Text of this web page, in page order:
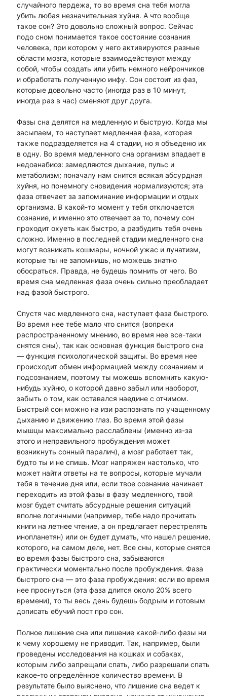
случайного пердежа, то во время сна тебя могла
убить любая незначительная хуйня. А что вообще
такое сон? Это довольно сложный вопрос. Сейчас
подо сном понимается такое состояние сознания
человека, при котором у него активируются разные
области мозга, которые взаимодействуют между
собой, чтобы создать или убить немного нейрончиков
и обработать полученную инфу. Сон состоит из фаз,
которые довольно часто (иногда раз в 10 минут,
иногда раз в час) сменяют друг друга.
Фазы сна делятся на медленную и быструю. Когда мы
засыпаем, то наступает медленная фаза, которая
также подразделяется на 4 стадии, но я объеденю их
в одну. Во время медленного сна организм впадает в
недоанабиоз: замедляются дыхание, пульс и
метаболизм; поначалу нам снится всякая абсурдная
хуйня, но понемногу сновидения нормализуются; эта
фаза отвечает за запоминание информации и отдых
организма. В какой-то момент у тебя отключается
сознание, и именно это отвечает за то, почему сон
проходит охуеть как быстро, а разбудить тебя очень
сложно. Именно в последней стадии медленного сна
могут возникать кошмары, ночной ужас и лунатизм,
которые ты не запомнишь, но можешь знатно
обосраться. Правда, не будешь помнить от чего. Во
время сна медленная фаза очень сильно преобладает
над фазой быстрого.
Спустя час медленного сна, наступает фаза быстрого.
Во время нее тебе мало что снится (вопреки
распространенному мнению, во время нее все-таки
снятся сны), так как основная функция быстрого сна
— функция психологической защиты. Во время нее
происходит обмен информацией между сознанием и
подсознанием, поэтому ты можешь вспомнить какую-
нибудь хуйню, о которой давно забыл или наоборот,
забыть о том, как оставался наедине с отчимом.
Быстрый сон можно на изи распознать по учащенному
дыханию и движению глаз. Во время этой фазы
мышцы максимально расслаблены (именно из-за
этого и неправильного пробуждения может
возникнуть сонный паралич), а мозг работает так,
будто ты и не спишь. Мозг напряжен настолько, что
может найти ответы на те вопросы, которые мучали
тебя в течение дня или, если твое сознание начинает
переходить из этой фазы в фазу медленного, твой
мозг будет считать абсурдные решения ситуаций
вполне логичными (например, тебе надо прочитать
книги на летнее чтение, а он предлагает перестрелять
инопланетян) или он будет думать, что нашел решение,
которого, на самом деле, нет. Все сны, которые снятся
во время фазы быстрого сна, забываются
практически моментально после пробуждения. Фаза
быстрого сна — это фаза пробуждения: если во время
нее проснуться (эта фаза длится около 20% всего
времени), то ты весь день будешь бодрым и готовым
дописать ебучий пост про сон.
Полное лишение сна или лишение какой-либо фазы ни
к чему хорошему не приводит. Так, например, были
проведены исследования на кошках и собаках,
которым либо запрещали спать, либо разрешали спать
какое-то определённое количество времени. В
результате было выяснено, что лишение сна ведет к